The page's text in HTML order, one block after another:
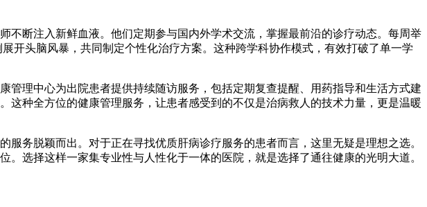
断注入新鲜血液。他们定期参与国内外学术交流，掌握最前沿的诊疗动态。每周举
开头脑风暴，共同制定个性化治疗方案。这种跨学科协作模式，有效打破了单一学
理中心为出院患者提供持续随访服务，包括定期复查提醒、用药指导和生活方式建
种全方位的健康管理服务，让患者感受到的不仅是治病救人的技术力量，更是温暖
务脱颖而出。对于正在寻找优质肝病诊疗服务的患者而言，这里无疑是理想之选。
选择这样一家集专业性与人性化于一体的医院，就是选择了通往健康的光明大道。